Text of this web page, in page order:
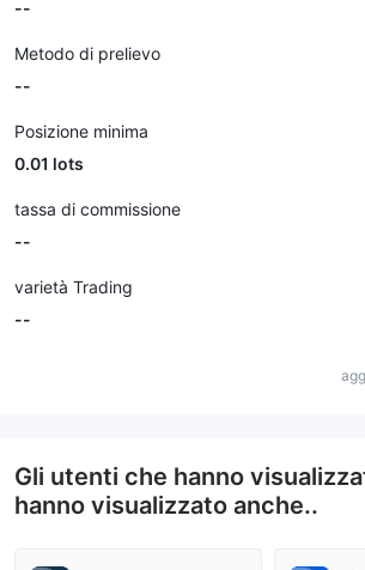
--
Metodo di prelievo
--
Posizione minima
0.01 lots
tassa di commissione
--
varietà Trading
--
Gli utenti che hanno
hanno visualizzato anche..